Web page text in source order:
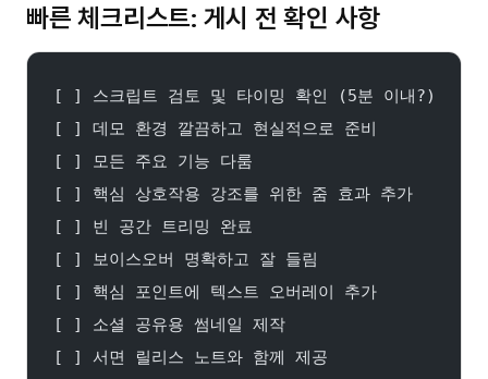
빠른 체크리스트: 게시 전 확인 사항
[ ] 스크립트 검토 및 타이밍 확인 (5분 이내?)
[ ] 데모 환경 깔끔하고 현실적으로 준비
[ ] 모든 주요 기능 다룸
[ ] 핵심 상호작용 강조를 위한 줌 효과 추가
[ ] 빈 공간 트리밍 완료
[ ] 보이스오버 명확하고 잘 들림
[ ] 핵심 포인트에 텍스트 오버레이 추가
[ ] 소셜 공유용 썸네일 제작
[ ] 서면 릴리스 노트와 함께 제공